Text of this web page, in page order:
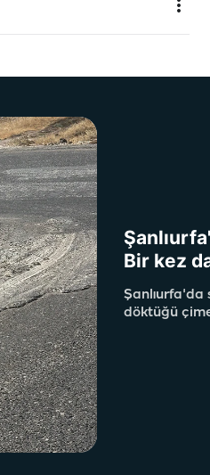
Bir kez
Şanlıurfa'da
döktüğü